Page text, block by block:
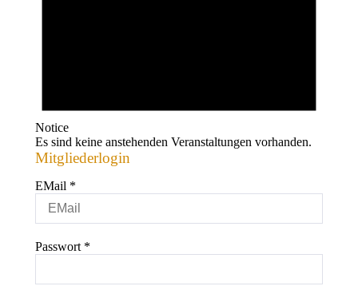
Notice
Es sind keine anstehenden Veranstaltungen vorhanden.
Mitgliederlogin
EMail *
Passwort *